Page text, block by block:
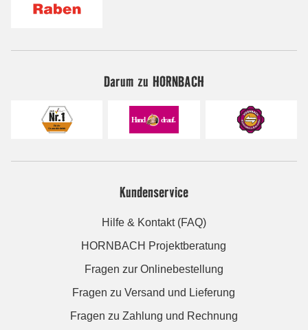
Darum zu HORNBACH
Kundenservice
Hilfe & Kontakt (FAQ)
HORNBACH Projektberatung
Fragen zur Onlinebestellung
Fragen zu Versand und Lieferung
Fragen zu Zahlung und Rechnung